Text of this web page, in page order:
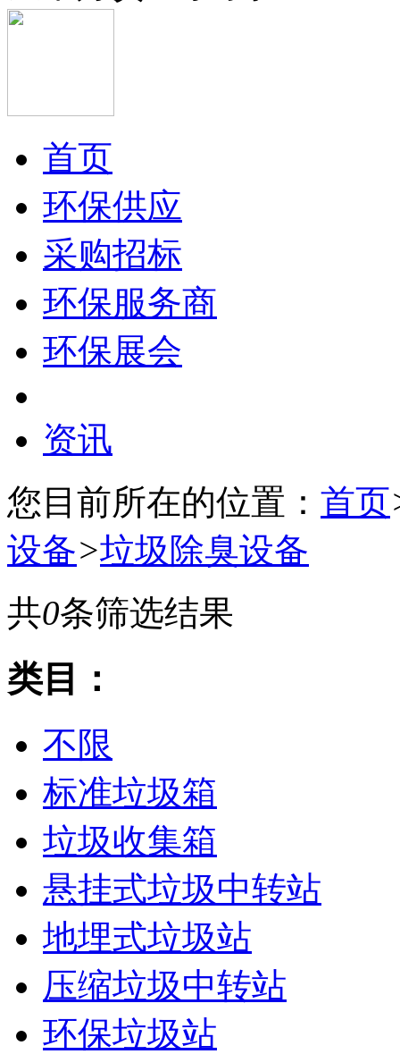
首页
环保供应
采购招标
环保服务商
环保展会
资讯
您目前所在的位置： 首页
设备>垃圾除臭设备
共0条筛选结果
类目：
不限
标准垃圾箱
垃圾收集箱
悬挂式垃圾中转站
地埋式垃圾站
压缩垃圾中转站
环保垃圾站